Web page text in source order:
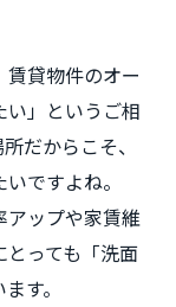
貸物件のオー
」というご相
だからこそ、
ですよね。
アップや家賃維
っても「洗面
す。